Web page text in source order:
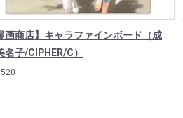
画商店】キャラファインボード（成
名子/CIPHER/C）